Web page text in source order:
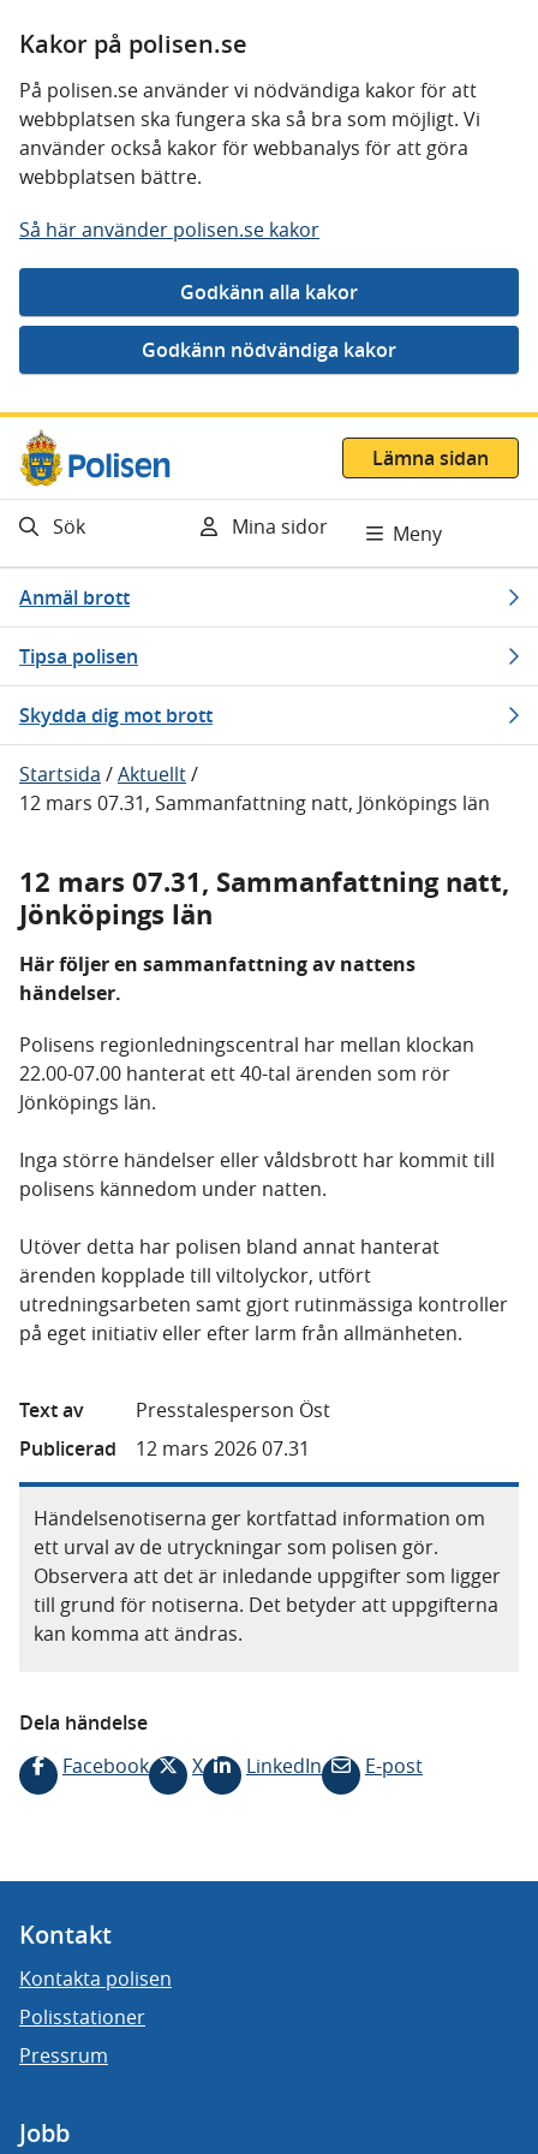
Kakor på polisen.se
På polisen.se använder vi nödvändiga kakor för att
webbplatsen ska fungera ska så bra som möjligt. Vi
använder också kakor för webbanalys för att göra
webbplatsen bättre.
Så här använder polisen.se kakor
Gå direkt till innehåll
Lämna sidan
Sök Mina sidor Meny
Anmäl brott
Tipsa polisen
Skydda dig mot brott
Startsida /Aktuellt/
12 mars 07.31, Sammanfattning natt, Jönköpings län
12 mars 07.31, Sammanfattning natt,
Jönköpings län
Här följer en sammanfattning av nattens
händelser.
Polisens regionledningscentral har mellan klockan
22.00-07.00 hanterat ett 40-tal ärenden som rör
Jönköpings län.
Inga större händelser eller våldsbrott har kommit till
polisens kännedom under natten.
Utöver detta har polisen bland annat hanterat
ärenden kopplade till viltolyckor, utfört
utredningsarbeten samt gjort rutinmässiga kontroller
på eget initiativ eller efter larm från allmänheten.
Text av
Presstalesperson Öst
Publicerad
12 mars 2026 07.31
Händelsenotiserna ger kortfattad information om
ett urval av de utryckningar som polisen gör.
Observera att det är inledande uppgifter som ligger
till grund för notiserna. Det betyder att uppgifterna
kan komma att ändras.
Dela händelse
Facebook
X LinkedIn E-post
Kontakt
Kontakta polisen
Polisstationer
Pressrum
Jobb